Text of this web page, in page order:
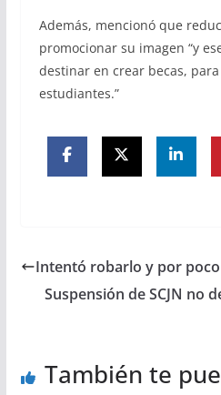
Además, mencionó que
promocionar su imagen “y
destinar en crear becas,
estudiantes.”
Intentó robarlo y por
Suspensión de SCJN no
También te